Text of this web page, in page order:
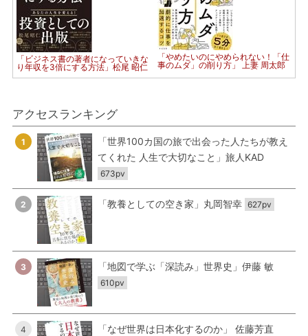
「ビジネス書の著者になっていきな
り年収を3倍にする方法」松尾 昭仁
「やめたいのにやめられない！「仕
事のムダ」の削り方」 上妻 周太郎
アクセスランキング
1
「世界100カ国の旅で出会った人たちが教え
てくれた 人生で大切なこと」旅人KAD
673pv
2 「教養としての空き家」丸岡智幸 627pv
3 「地図で学ぶ「深読み」世界史」伊藤 敏
610pv
4 「なぜ世界は日本化するのか」 佐藤芳直